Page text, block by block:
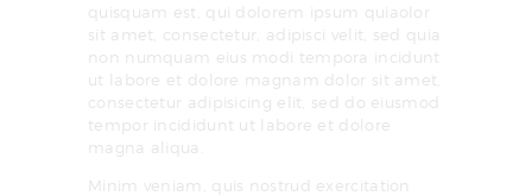
quisquam est, qui dolorem ipsum quiaolor
sit amet, consectetur, adipisci velit, sed quia
non numquam eius modi tempora incidunt
ut labore et dolore magnam dolor sit amet,
consectetur adipisicing elit, sed do eiusmod
tempor incididunt ut labore et dolore
magna aliqua.
Minim veniam, quis nostrud exercitation